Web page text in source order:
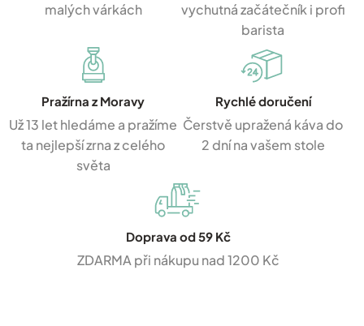
malých várkách
vychutná začátečník i profi
barista
Pražírna z Moravy
Už 13 let hledáme a pražíme
ta nejlepší zrna z celého
světa
Rychlé doručení
Čerstvě upražená káva do
2 dní na vašem stole
Doprava od 59 Kč
ZDARMA při nákupu nad 1200 Kč